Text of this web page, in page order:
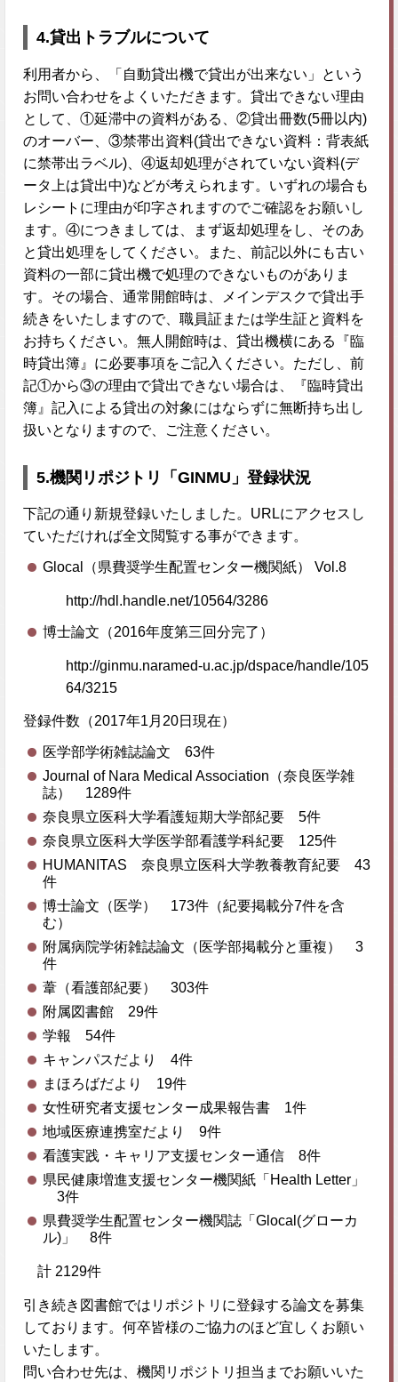
4.貸出トラブルについて
利用者から、「自動貸出機で貸出が出来ない」という
お問い合わせをよくいただきます。貸出できない理由
として、①延滞中の資料がある、②貸出冊数(5冊以内)
のオーバー、③禁帯出資料(貸出できない資料：背表紙
に禁帯出ラベル)、④返却処理がされていない資料(デ
ータ上は貸出中)などが考えられます。いずれの場合も
レシートに理由が印字されますのでご確認をお願いし
ます。④につきましては、まず返却処理をし、そのあ
と貸出処理をしてください。また、前記以外にも古い
資料の一部に貸出機で処理のできないものがありま
す。その場合、通常開館時は、メインデスクで貸出手
続きをいたしますので、職員証または学生証と資料を
お持ちください。無人開館時は、貸出機横にある『臨
時貸出簿』に必要事項をご記入ください。ただし、前
記①から③の理由で貸出できない場合は、『臨時貸出
簿』記入による貸出の対象にはならずに無断持ち出し
扱いとなりますので、ご注意ください。
5.機関リポジトリ「GINMU」登録状況
下記の通り新規登録いたしました。URLにアクセスし
ていただければ全文閲覧する事ができます。
Glocal（県費奨学生配置センター機関紙） Vol.8
http://hdl.handle.net/10564/3286
博士論文（2016年度第三回分完了）
http://ginmu.naramed-u.ac.jp/dspace/handle/105
64/3215
登録件数（2017年1月20日現在）
医学部学術雑誌論文 63件
Journal of Nara Medical Association（奈良医学雑
誌） 1289件
奈良県立医科大学看護短期大学部紀要 5件
奈良県立医科大学医学部看護学科紀要 125件
HUMANITAS 奈良県立医科大学教養教育紀要 43
件
博士論文（医学） 173件（紀要掲載分7件を含
む）
附属病院学術雑誌論文（医学部掲載分と重複） 3
件
葦（看護部紀要） 303件
附属図書館 29件
学報 54件
キャンパスだより 4件
まほろばだより 19件
女性研究者支援センター成果報告書 1件
地域医療連携室だより 9件
看護実践・キャリア支援センター通信 8件
県民健康増進支援センター機関紙「Health Letter」
3件
県費奨学生配置センター機関誌「Glocal(グローカ
ル)」 8件
計 2129件
引き続き図書館ではリポジトリに登録する論文を募集
しております。何卒皆様のご協力のほど宜しくお願い
いたします。
問い合わせ先は、機関リポジトリ担当までお願いいた